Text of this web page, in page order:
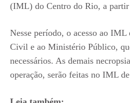
(IML) do Centro do Rio, a partir
Nesse período, o acesso ao
Civil e ao Ministério Público,
necessários. As demais
operação, serão feitas no IML